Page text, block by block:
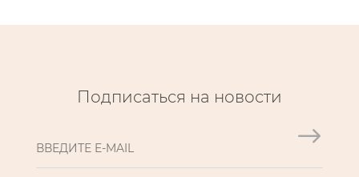
Подписаться на новости